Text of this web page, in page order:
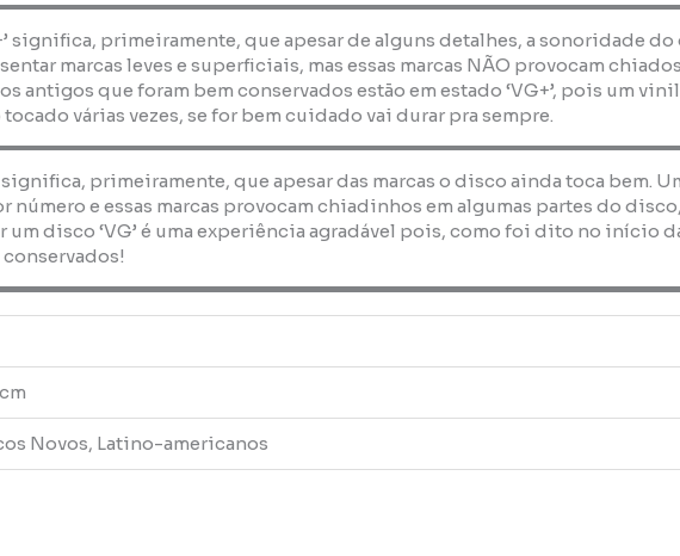
significa, primeiramente, que apesar de alguns detalhes, a sonoridade do
marcas leves e superficiais, mas essas marcas NÃO provocam
antigos que foram bem conservados estão em estado ‘VG+’, pois um
várias vezes, se for bem cuidado vai durar pra sempre.
significa, primeiramente, que apesar das marcas o disco ainda toca bem.
número e essas marcas provocam chiadinhos em algumas partes do
um disco ‘VG’ é uma experiência agradável pois, como foi dito no início
conservados!
Novos, Latino-americanos